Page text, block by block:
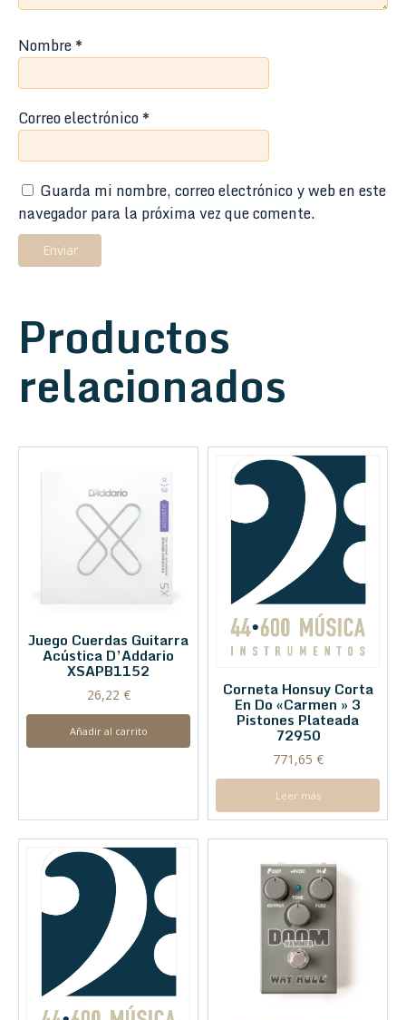
Nombre*
Correo electrónico*
Guarda mi nombre, correo electrónico y web en este
navegador para la próxima vez que comente.
Productos
relacionados
Juego Cuerdas Guitarra
Acústica D’Addario
XSAPB1152
26,22 €
Añadir al carrito
Corneta Honsuy Corta
En Do «Carmen » 3
Pistones Plateada
72950
771,65 €
Leer más